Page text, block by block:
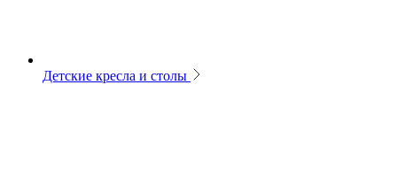
Детские кресла и столы